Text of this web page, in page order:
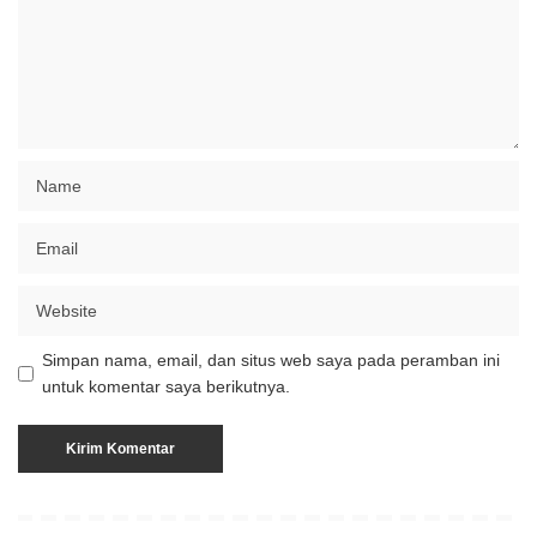
Simpan nama, email, dan situs web saya pada peramban ini
untuk komentar saya berikutnya.